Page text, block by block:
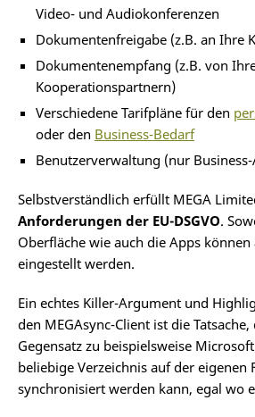
Video- und Audiokonferenzen
Dokumentenfreigabe (z.B. an Ihre
Dokumentenempfang (z.B. von
Kooperationspartnern)
Verschiedene Tarifpläne für den
oder den Business-Bedarf
Benutzerverwaltung (nur
Selbstverständlich erfüllt MEGA
Anforderungen der EU-DSGVO.
Oberfläche wie auch die Apps können
eingestellt werden.
Ein echtes Killer-Argument und
den MEGAsync-Client ist die
Gegensatz zu beispielsweise
beliebige Verzeichnis auf der eigenen
synchronisiert werden kann, egal wo